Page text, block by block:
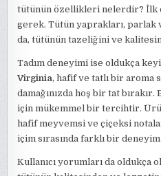
tütünün özellikleri nelerdir? İlk
gerek. Tütün yaprakları, parlak
da, tütünün tazeliğini ve
Tadım deneyimi ise oldukça
Virginia, hafif ve tatlı bir aroma
damağınızda hoş bir tat
için mükemmel bir tercihtir.
hafif meyvemsi ve çiçeksi
içim sırasında farklı bir
Kullanıcı yorumları da oldukça